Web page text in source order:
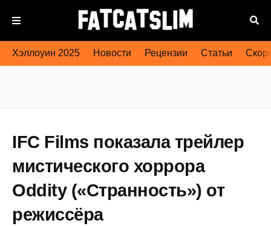
Хэллоуин 2025 Новости Рецензии Статьи
IFC Films показала трейлер
мистического хоррора
Oddity («Странность») от
режиссёра